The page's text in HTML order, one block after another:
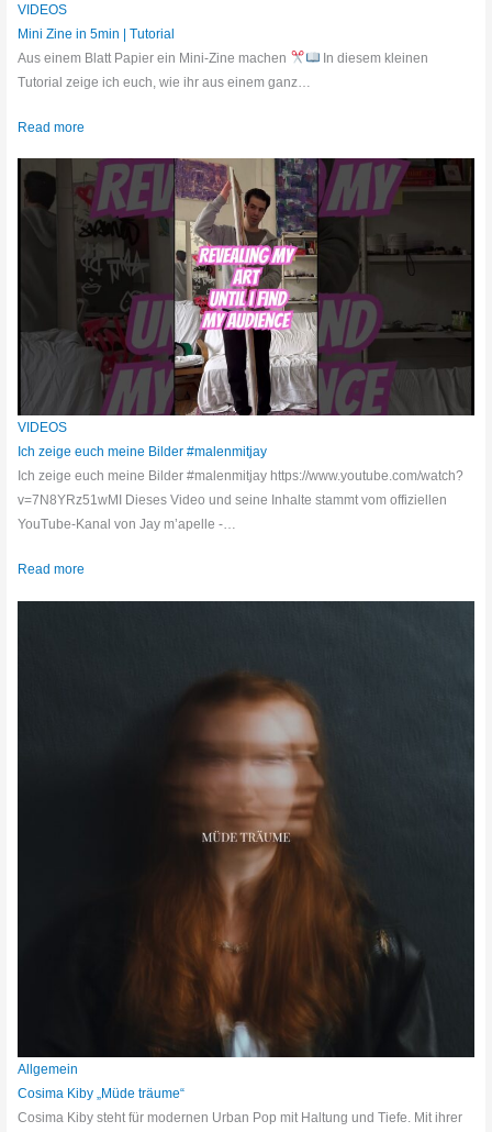
VIDEOS
Mini Zine in 5min | Tutorial
Aus einem Blatt Papier ein Mini-Zine machen
In diesem kleinen
Tutorial zeige ich euch, wie ihr aus einem ganz…
Read more
VIDEOS
Ich zeige euch meine Bilder #malenmitjay
Ich zeige euch meine Bilder #malenmitjay https://www.youtube.com/watch?
v=7N8YRz51wMI Dieses Video und seine Inhalte stammt vom offiziellen
YouTube-Kanal von Jay m’apelle -…
Read more
Allgemein
Cosima Kiby „Müde träume“
Cosima Kiby steht für modernen Urban Pop mit Haltung und Tiefe. Mit ihrer